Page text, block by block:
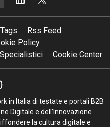
Tags
Rss Feed
Policy
Cookie Center
in Italia di testate e portali B2B
Digitale e dell’Innovazione
la cultura digitale e